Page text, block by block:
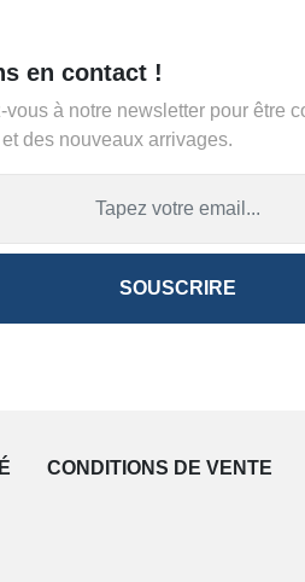
en contact !
vous à notre newsletter pour être
des nouveaux arrivages.
SOUSCRIRE
CONDITIONS DE VENTE